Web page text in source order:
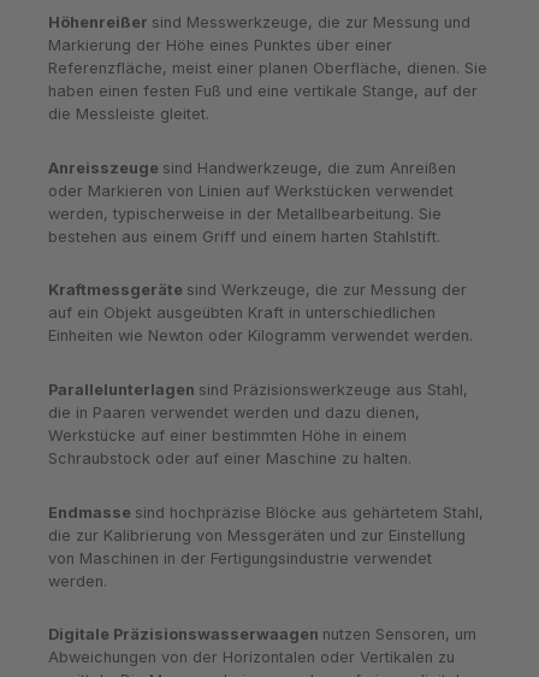
Höhenreißer sind Messwerkzeuge, die zur Messung und
Markierung der Höhe eines Punktes über einer
Referenzfläche, meist einer planen Oberfläche, dienen. Sie
haben einen festen Fuß und eine vertikale Stange, auf der
die Messleiste gleitet.
Anreisszeuge sind Handwerkzeuge, die zum Anreißen
oder Markieren von Linien auf Werkstücken verwendet
werden, typischerweise in der Metallbearbeitung. Sie
bestehen aus einem Griff und einem harten Stahlstift.
Kraftmessgeräte sind Werkzeuge, die zur Messung der
auf ein Objekt ausgeübten Kraft in unterschiedlichen
Einheiten wie Newton oder Kilogramm verwendet werden.
Parallelunterlagen sind Präzisionswerkzeuge aus Stahl,
die in Paaren verwendet werden und dazu dienen,
Werkstücke auf einer bestimmten Höhe in einem
Schraubstock oder auf einer Maschine zu halten.
Endmasse sind hochpräzise Blöcke aus gehärtetem Stahl,
die zur Kalibrierung von Messgeräten und zur Einstellung
von Maschinen in der Fertigungsindustrie verwendet
werden.
Digitale Präzisionswasserwaagen nutzen Sensoren, um
Abweichungen von der Horizontalen oder Vertikalen zu